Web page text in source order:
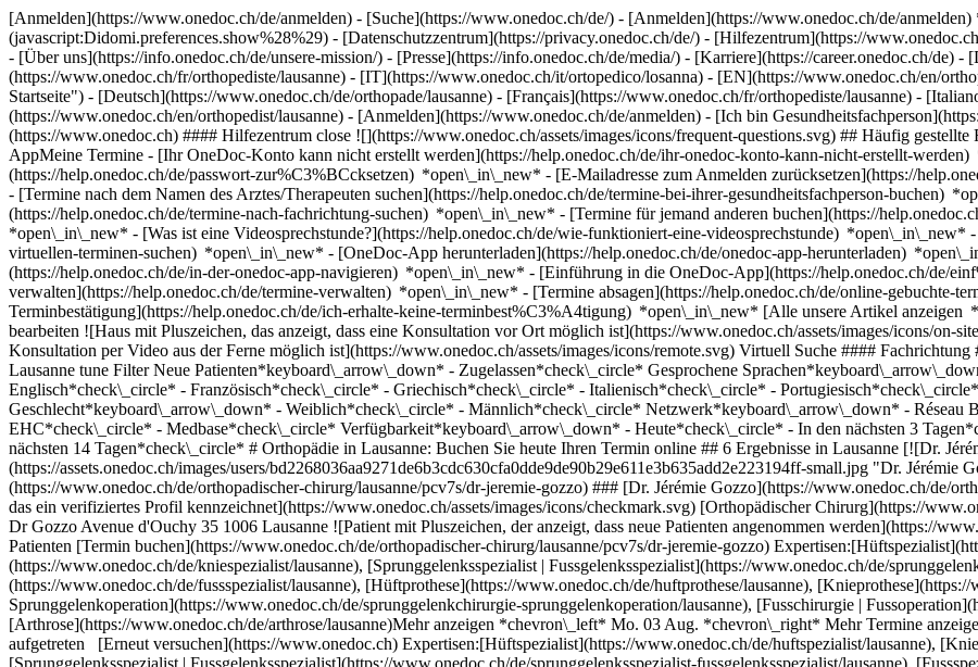
[Anmelden](https://www.onedoc.ch/de/anmelden) - [Suche](https://www.onedoc.ch/de/) - [Anmelden](https://www.onedoc.ch/de/
(javascript:Didomi.preferences.show%28%29) - [Datenschutzzentrum](https://privacy.onedoc.ch/de/) - [Hilfezentrum](https://
- [Über uns](https://info.onedoc.ch/de/unsere-mission/) - [Presse](https://info.onedoc.ch/de/media/) - [Karriere](https://career.onedoc.ch/de) -
(https://www.onedoc.ch/fr/orthopediste/lausanne) - [IT](https://www.onedoc.ch/it/ortopedico/losanna) - [EN](https://www.onedoc.ch/en/
Startseite") - [Deutsch](https://www.onedoc.ch/de/orthopade/lausanne) - [Français](https://www.onedoc.ch/fr/orthopediste/lausanne) -
(https://www.onedoc.ch/en/orthopedist/lausanne) - [Anmelden](https://www.onedoc.ch/de/anmelden) - [Ich bin
(https://www.onedoc.ch) #### Hilfezentrum close ![](https://www.onedoc.ch/assets/images/icons/frequent-questions.svg) ## Häufig
AppMeine Termine - [Ihr OneDoc-Konto kann nicht erstellt werden](https://help.onedoc.ch/de/ihr-onedoc-konto-kann-nicht-erstellt-
(https://help.onedoc.ch/de/passwort-zur%C3%BCcksetzen) *open\_in\_new* - [E-Mailadresse zum Anmelden zurücksetzen](https://
- [Termine nach dem Namen des Arztes/Therapeuten suchen](https://help.onedoc.ch/de/termine-bei-ihrer-gesundheitsfachperson-buchen)
(https://help.onedoc.ch/de/termine-nach-fachrichtung-suchen) *open\_in\_new* - [Termine für jemand anderen buchen](https://
*open\_in\_new* - [Was ist eine Videosprechstunde?](https://help.onedoc.ch/de/wie-funktioniert-eine-videosprechstunde) *open\_in\_new*
virtuellen-terminen-suchen) *open\_in\_new* - [OneDoc-App herunterladen](https://help.onedoc.ch/de/onedoc-app-herunterladen)
(https://help.onedoc.ch/de/in-der-onedoc-app-navigieren) *open\_in\_new* - [Einführung in die OneDoc-App](https://help.onedoc.ch/de/